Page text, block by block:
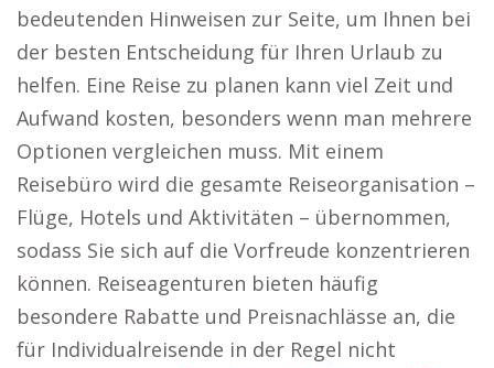
bedeutenden Hinweisen zur Seite, um Ihnen bei
der besten Entscheidung für Ihren Urlaub zu
helfen. Eine Reise zu planen kann viel Zeit und
Aufwand kosten, besonders wenn man mehrere
Optionen vergleichen muss. Mit einem
Reisebüro wird die gesamte Reiseorganisation –
Flüge, Hotels und Aktivitäten – übernommen,
sodass Sie sich auf die Vorfreude konzentrieren
können. Reiseagenturen bieten häufig
besondere Rabatte und Preisnachlässe an, die
für Individualreisende in der Regel nicht